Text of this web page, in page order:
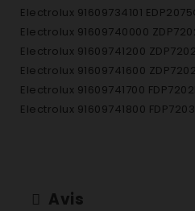
Electrolux 91609734101
Electrolux 91609740000
Electrolux 91609741200
Electrolux 91609741600
Electrolux 91609741700
Electrolux 91609741800
Avis